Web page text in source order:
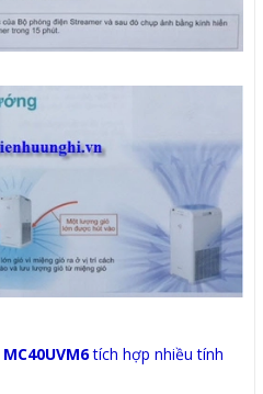
MC40UVM6tích hợp nhiều tính